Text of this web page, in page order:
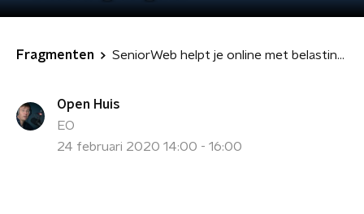
Fragmenten SeniorWeb helpt je online met belastingaangifte
Open Huis
EO
24 februari 2020 14:00 - 16:00